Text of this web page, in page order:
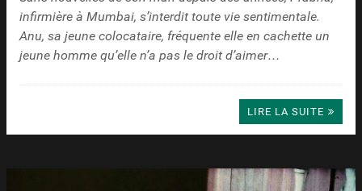
infirmière à Mumbai, s’interdit toute vie sentimentale.
Anu, sa jeune colocataire, fréquente elle en cachette un
jeune homme qu’elle n’a pas le droit d’aimer…
LIRE LA SUITE